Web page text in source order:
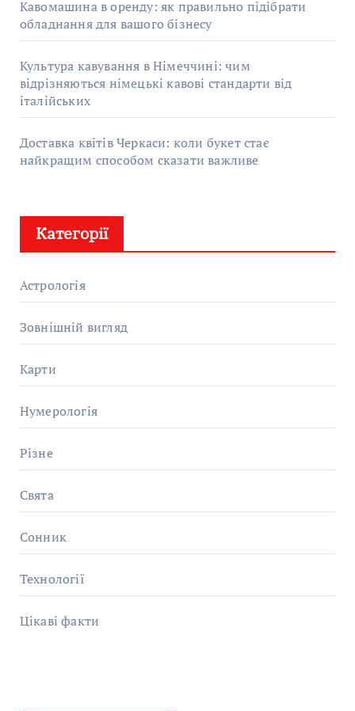
Кавомашина в оренду: як правильно підібрати
обладнання для вашого бізнесу
Культура кавування в Німеччині: чим
відрізняються німецькі кавові стандарти від
італійських
Доставка квітів Черкаси: коли букет стає
найкращим способом сказати важливе
Категорії
Астрологія
Зовнішній вигляд
Карти
Нумерологія
Різне
Свята
Сонник
Технології
Цікаві факти